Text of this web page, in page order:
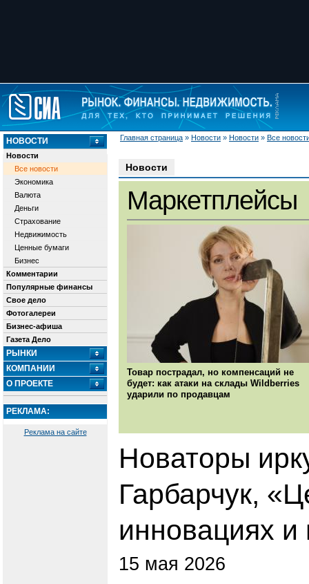
Главная страница » Новости » Новости » Все
НОВОСТИ
Новости
Все новости
Экономика
Валюта
Деньги
Страхование
Недвижимость
Ценные бумаги
Бизнес
Комментарии
Популярные финансы
Свое дело
Фотогалереи
Бизнес-афиша
Газета Дело
РЫНКИ
КОМПАНИИ
О ПРОЕКТЕ
РЕКЛАМА:
Реклама на сайте
Новости
Маркетплейсы
Товар пострадал, но компенсаций не
будет: как атаки на склады Wildberries
ударили по продавцам
Новаторы
Гарбарчук,
инновациях и
15 мая 2026